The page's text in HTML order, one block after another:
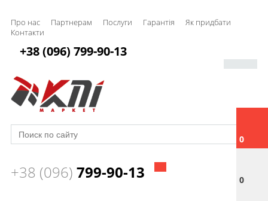
Про нас Партнерам Послуги Гарантія
Як придбати
Контакти
0
0
+38 (096) 799-90-13
+38 (096) 799-90-13